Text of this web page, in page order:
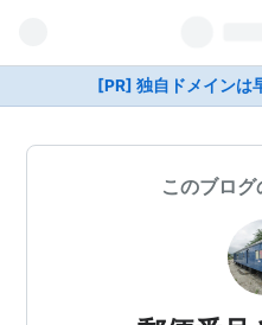
[PR] 独自ドメインは
このブロ